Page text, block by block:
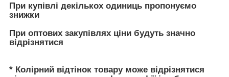
При купівлі декількох одиниць пропонуємо
знижки
При оптових закупівлях ціни будуть значно
відрізнятися
* Колірний відтінок товару може відрізнятися